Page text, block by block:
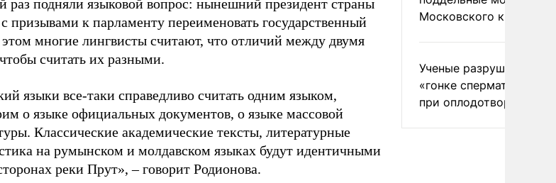
раз подняли языковой вопрос: нынешний президент страны
призывами к парламенту переименовать государственный
многие лингвисты считают, что отличий между двумя
считать их разными.
языки все-таки справедливо считать одним языком,
о языке официальных документов, о языке массовой
Классические академические тексты, литературные
на румынском и молдавском языках будут идентичными
реки Прут», – говорит Родионова.
Московского
Ученые разрушили миф
«гонке
при оплодотворении